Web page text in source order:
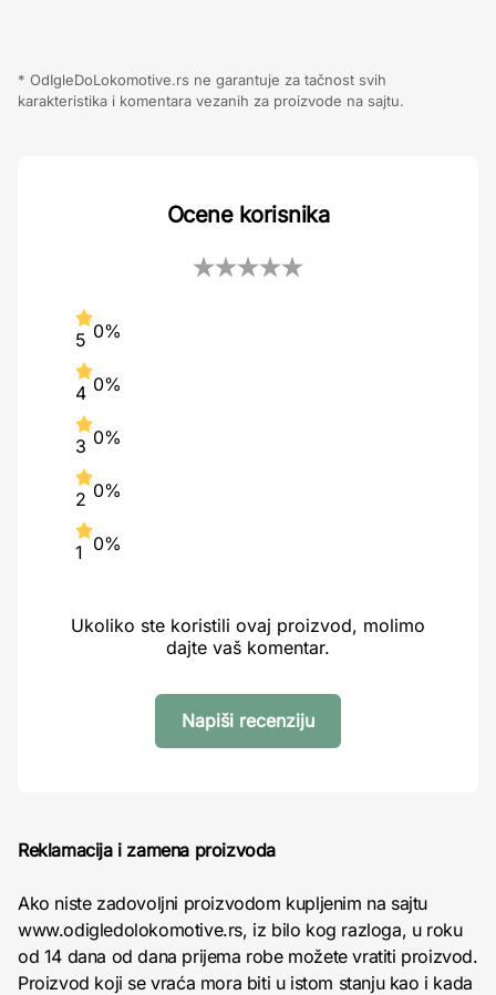
* OdIgleDoLokomotive.rs ne garantuje za tačnost svih
karakteristika i komentara vezanih za proizvode na sajtu.
Ocene korisnika
5 0%
4 0%
3 0%
2 0%
1 0%
Ukoliko ste koristili ovaj proizvod, molimo
dajte vaš komentar.
Napiši recenziju
Reklamacija i zamena proizvoda
Ako niste zadovoljni proizvodom kupljenim na sajtu
www.odigledolokomotive.rs, iz bilo kog razloga, u roku
od 14 dana od dana prijema robe možete vratiti proizvod.
Proizvod koji se vraća mora biti u istom stanju kao i kada